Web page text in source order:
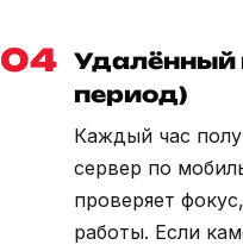
04
Удалённый
период)
Каждый час
сервер по
проверяет
работы. Если